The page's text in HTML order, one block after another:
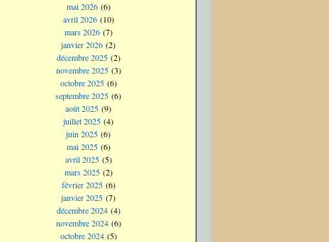
mai 2026(6)
avril 2026(10)
mars 2026(7)
janvier 2026 (2)
décembre 2025(2)
novembre 2025(3)
octobre 2025(6)
septembre 2025 (6)
août 2025 (9)
juillet 2025 (4)
juin 2025 (6)
mai 2025(6)
avril 2025(5)
mars 2025(2)
février 2025(6)
janvier 2025 (7)
décembre 2024(4)
novembre 2024(6)
octobre 2024(5)